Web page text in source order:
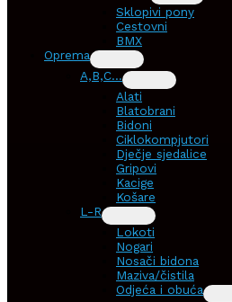
Sklopivi pony
Cestovni
BMX
Oprema
A,B,C…
Alati
Blatobrani
Bidoni
Ciklokompjutori
Dječje sjedalice
Gripovi
Kacige
Košare
L-R
Lokoti
Nogari
Nosači bidona
Maziva/čistila
Odjeća i obuća